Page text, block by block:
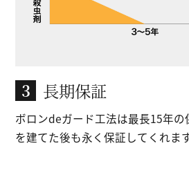
3 長期保証
ボロンdeガード工法は最長15年の
を建てた後も永く保証してくれます